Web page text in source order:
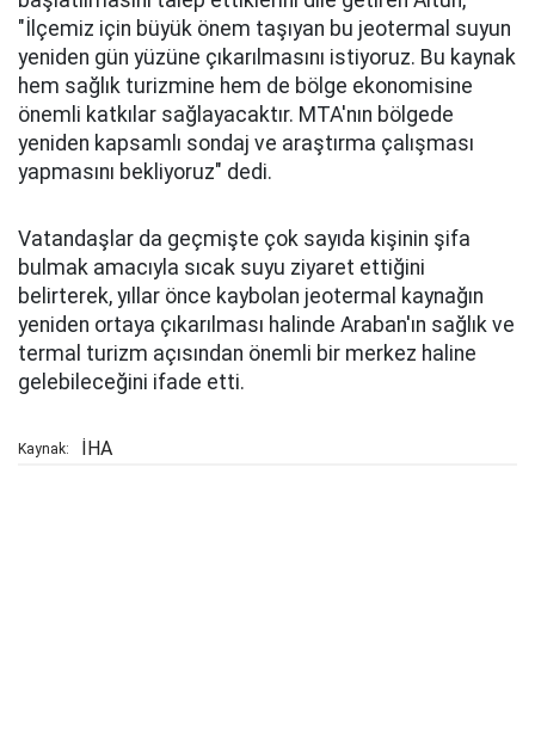
"İlçemiz için büyük önem taşıyan bu jeotermal suyun
yeniden gün yüzüne çıkarılmasını istiyoruz. Bu kaynak
hem sağlık turizmine hem de bölge ekonomisine
önemli katkılar sağlayacaktır. MTA'nın bölgede
yeniden kapsamlı sondaj ve araştırma çalışması
yapmasını bekliyoruz" dedi.
Vatandaşlar da geçmişte çok sayıda kişinin şifa
bulmak amacıyla sıcak suyu ziyaret ettiğini
belirterek, yıllar önce kaybolan jeotermal kaynağın
yeniden ortaya çıkarılması halinde Araban'ın sağlık ve
termal turizm açısından önemli bir merkez haline
gelebileceğini ifade etti.
Kaynak: İHA